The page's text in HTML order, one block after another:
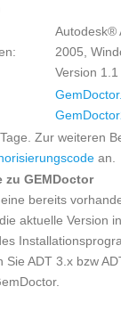
Autodesk®
2005,
Version 1.1
Zur weiteren
an.
GEMDoctor
bereits
aktuelle Version
Sie ADT 3.x bzw